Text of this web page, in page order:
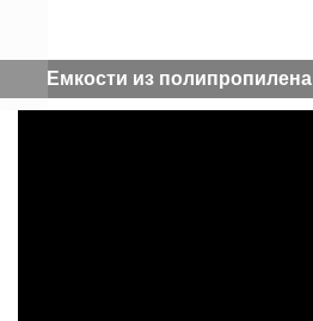
Емкости из полипропилена